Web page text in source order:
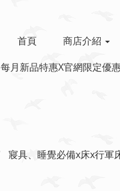
首頁 商店介紹
每月新品特惠x官網限定優
寢具、睡覺必備x床x行軍